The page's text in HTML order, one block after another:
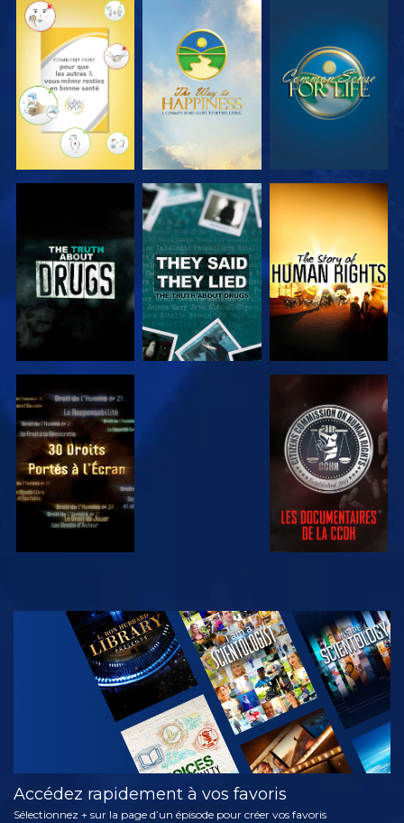
REGARDER REGARDER REGARDER
REGARDER REGARDER
REGARDER REGARDER
REGARDER
DÉCOUVRIR
LES SÉRIES
Accédez rapidement à vos favoris
Sélectionnez + sur la page d’un épisode pour créer vos favoris